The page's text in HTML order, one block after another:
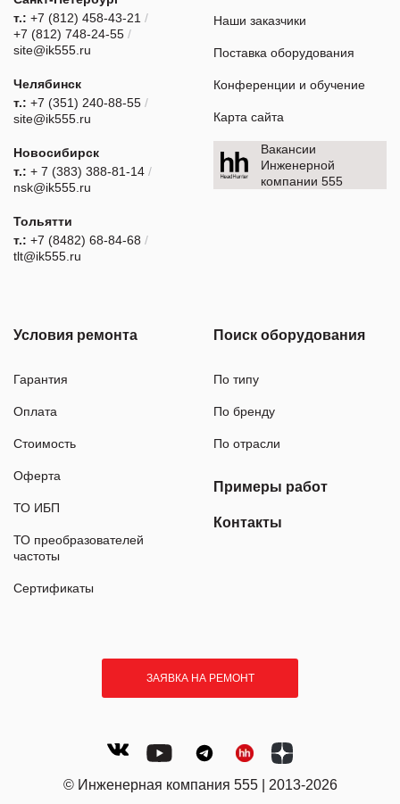
т.: +7 (812) 458-43-21 /
+7 (812) 748-24-55 /
site@ik555.ru
Челябинск
т.: +7 (351) 240-88-55 /
site@ik555.ru
Новосибирск
т.: + 7 (383) 388-81-14 /
nsk@ik555.ru
Тольятти
т.: +7 (8482) 68-84-68 /
tlt@ik555.ru
Наши заказчики
Поставка оборудования
Конференции и обучение
Карта сайта
Вакансии
Инженерной
компании 555
Условия ремонта
Гарантия
Оплата
Стоимость
Оферта
ТО ИБП
ТО преобразователей
частоты
Сертификаты
Поиск оборудования
По типу
По бренду
По отрасли
Примеры работ
Контакты
ЗАЯВКА НА РЕМОНТ
© Инженерная компания 555 | 2013-2026